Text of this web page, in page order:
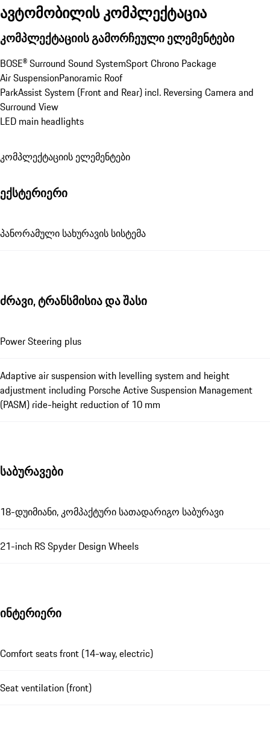
ავტომობილის კომპლექტაცია
კომპლექტაციის გამორჩეული ელემენტები
BOSE® Surround Sound SystemSport Chrono Package
Air SuspensionPanoramic Roof
ParkAssist System (Front and Rear) incl. Reversing Camera and
Surround View
LED main headlights
კომპლექტაციის ელემენტები
ექსტერიერი
პანორამული სახურავის სისტემა
ძრავი, ტრანსმისია და შასი
Power Steering plus
Adaptive air suspension with levelling system and height
adjustment including Porsche Active Suspension Management
(PASM) ride-height reduction of 10 mm
საბურავები
18-დუიმიანი, კომპაქტური სათადარიგო საბურავი
21-inch RS Spyder Design Wheels
ინტერიერი
Comfort seats front (14-way, electric)
Seat ventilation (front)